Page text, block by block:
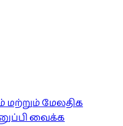
மற்றும் மேலதிக
வைக்க